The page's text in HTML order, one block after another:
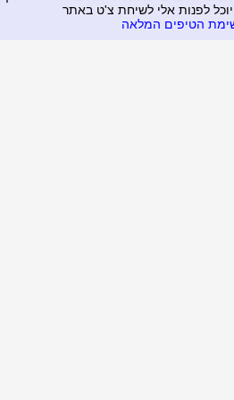
לפנות אלי לשיחת צ'ט באתר
הטיפים המלאה